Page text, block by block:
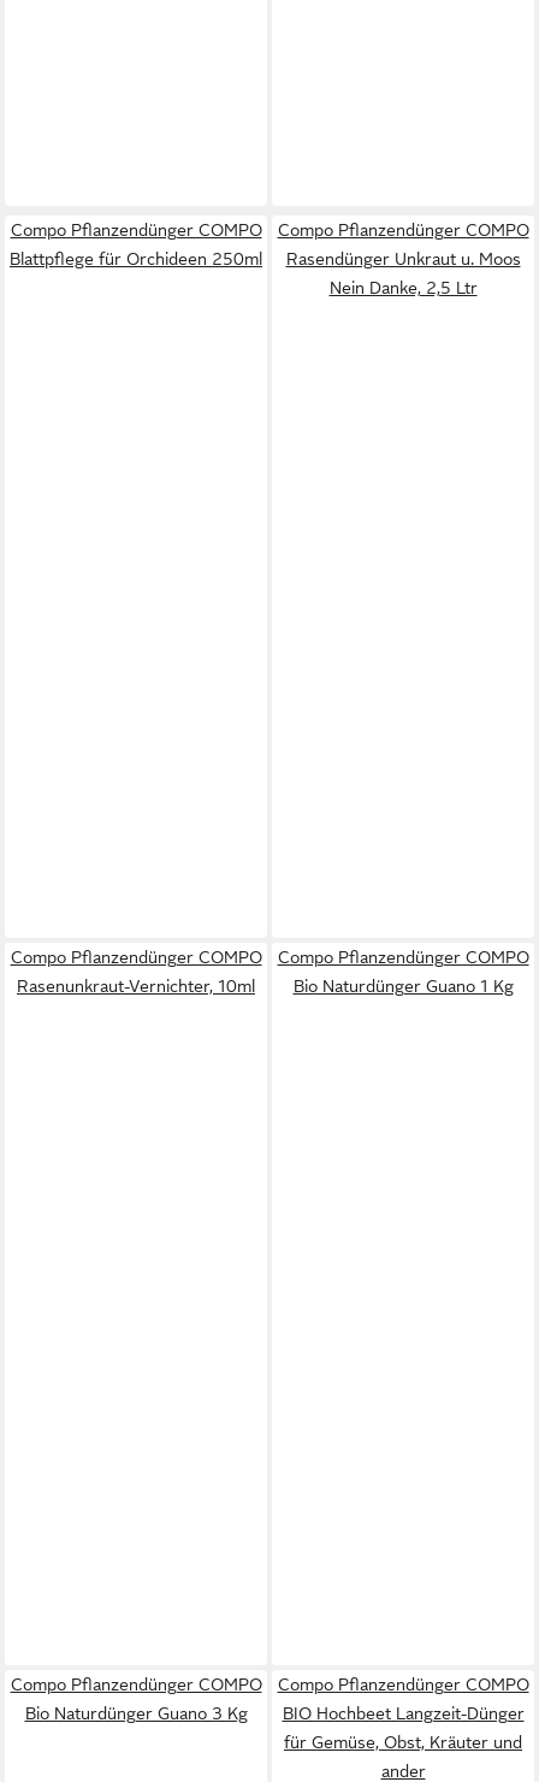
Compo Pflanzendünger COMPO
Blattpflege für Orchideen 250ml
Compo Pflanzendünger COMPO
Rasendünger Unkraut u. Moos
Nein Danke, 2,5 Ltr
Compo Pflanzendünger COMPO
Rasenunkraut-Vernichter, 10ml
Compo Pflanzendünger COMPO
Bio Naturdünger Guano 1 Kg
Compo Pflanzendünger COMPO
Bio Naturdünger Guano 3 Kg
Compo Pflanzendünger COMPO
BIO Hochbeet Langzeit-Dünger
für Gemüse, Obst, Kräuter und
ander